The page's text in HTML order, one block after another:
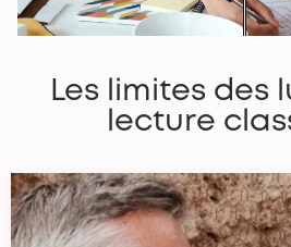
Les limites des
lecture